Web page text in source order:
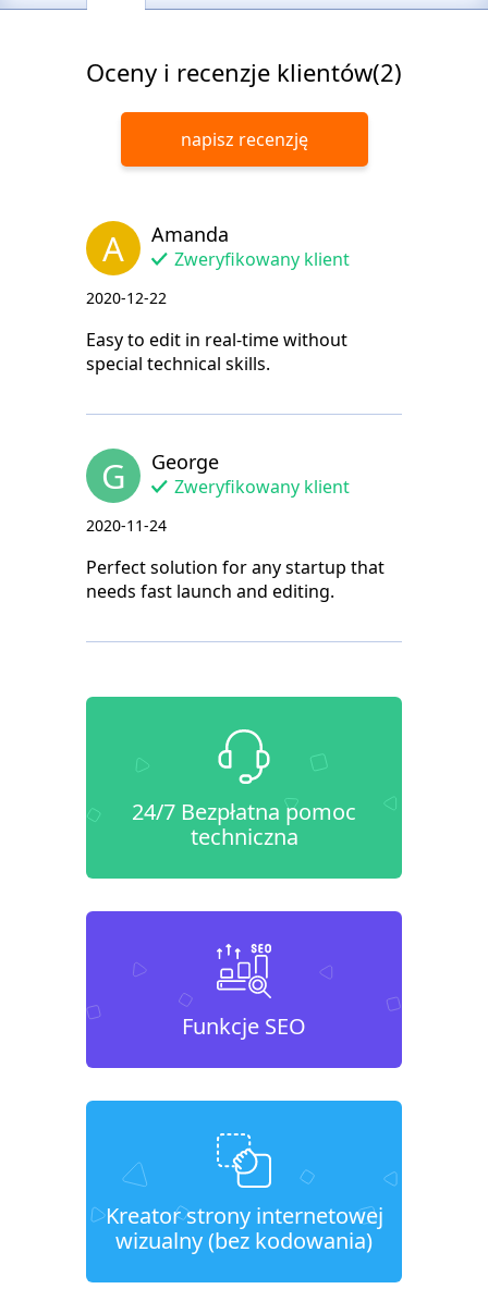
Oceny i recenzje klientów(2)
napisz recenzję
A Amanda
Zweryfikowany klient
2020-12-22
Easy to edit in real-time without
special technical skills.
G George
Zweryfikowany klient
2020-11-24
Perfect solution for any startup that
needs fast launch and editing.
24/7 Bezpłatna pomoc
techniczna
Funkcje SEO
Kreator strony internetowej
wizualny (bez kodowania)